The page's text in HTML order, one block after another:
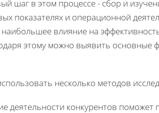
шаг в этом процессе - сбор и
показателях и операционной
влияние на
этому можно выявить основные
несколько методов
деятельности конкурентов поможет